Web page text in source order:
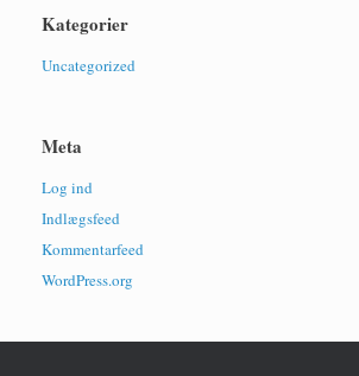
Kategorier
Uncategorized
Meta
Log ind
Indlægsfeed
Kommentarfeed
WordPress.org